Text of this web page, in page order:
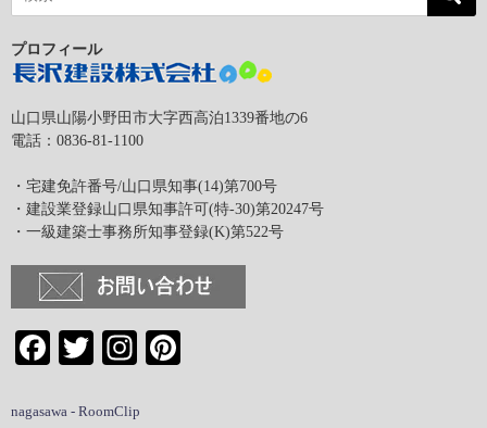
プロフィール
山口県山陽小野田市大字西高泊1339番地の6
電話：0836-81-1100
・宅建免許番号/山口県知事(14)第700号
・建設業登録山口県知事許可(特-30)第20247号
・一級建築士事務所知事登録(K)第522号
FacebookTwitter Instagram
nagasawa - RoomClip